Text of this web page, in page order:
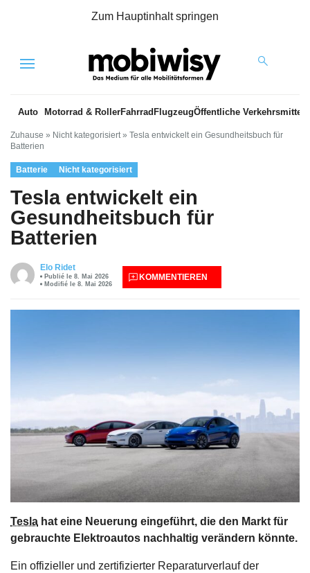
Zum Hauptinhalt springen
Menu
Auto Motorrad & RollerFahrrad FlugzeugÖffentliche Verkehrsmittel
Zuhause » Nicht kategorisiert » Tesla entwickelt ein Gesundheitsbuch für
Batterien
Batterie Nicht kategorisiert
Tesla entwickelt ein
Gesundheitsbuch für
Batterien
Elo Ridet
Publié le 8. Mai 2026
Modifié le 8. Mai 2026
KOMMENTIEREN
Tesla hat eine Neuerung eingeführt, die den Markt für
gebrauchte Elektroautos nachhaltig verändern könnte.
Ein offizieller und zertifizierter Reparaturverlauf der